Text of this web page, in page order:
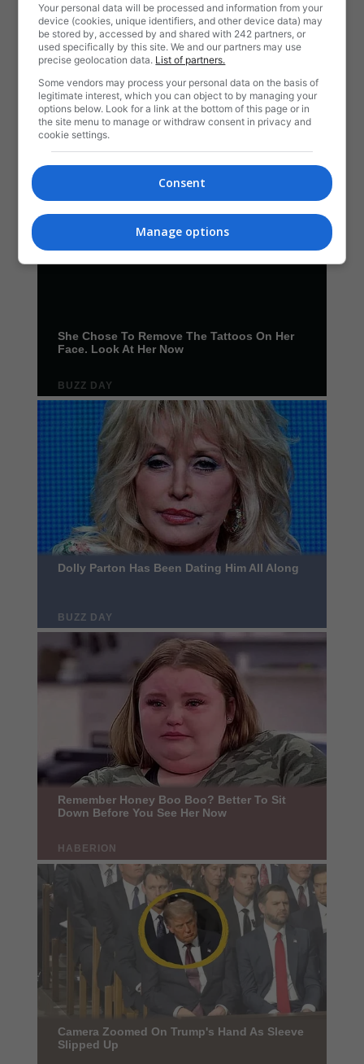
Your personal data will be processed and information from your
device (cookies, unique identifiers, and other device data) may
be stored by, accessed by and shared with 242 partners, or
used specifically by this site. We and our partners may use
precise geolocation data. List of partners.
Some vendors may process your personal data on the basis of
legitimate interest, which you can object to by managing your
options below. Look for a link at the bottom of this page or in
the site menu to manage or withdraw consent in privacy and
cookie settings.
Consent
Manage options